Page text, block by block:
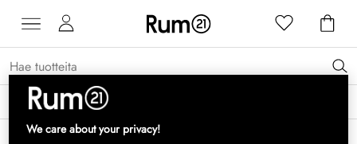
Saat 15 % alennusta Grythyttan Stålmöbler -tuotteista* →
We care about your privacy!